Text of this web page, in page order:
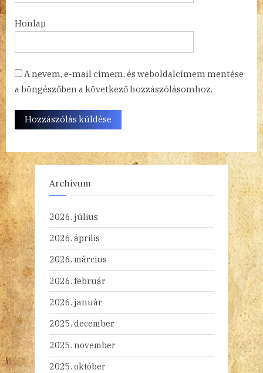
Honlap
A nevem, e-mail címem, és weboldalcímem mentése
a böngészőben a következő hozzászólásomhoz.
Archívum
2026. július
2026. április
2026. március
2026. február
2026. január
2025. december
2025. november
2025. október